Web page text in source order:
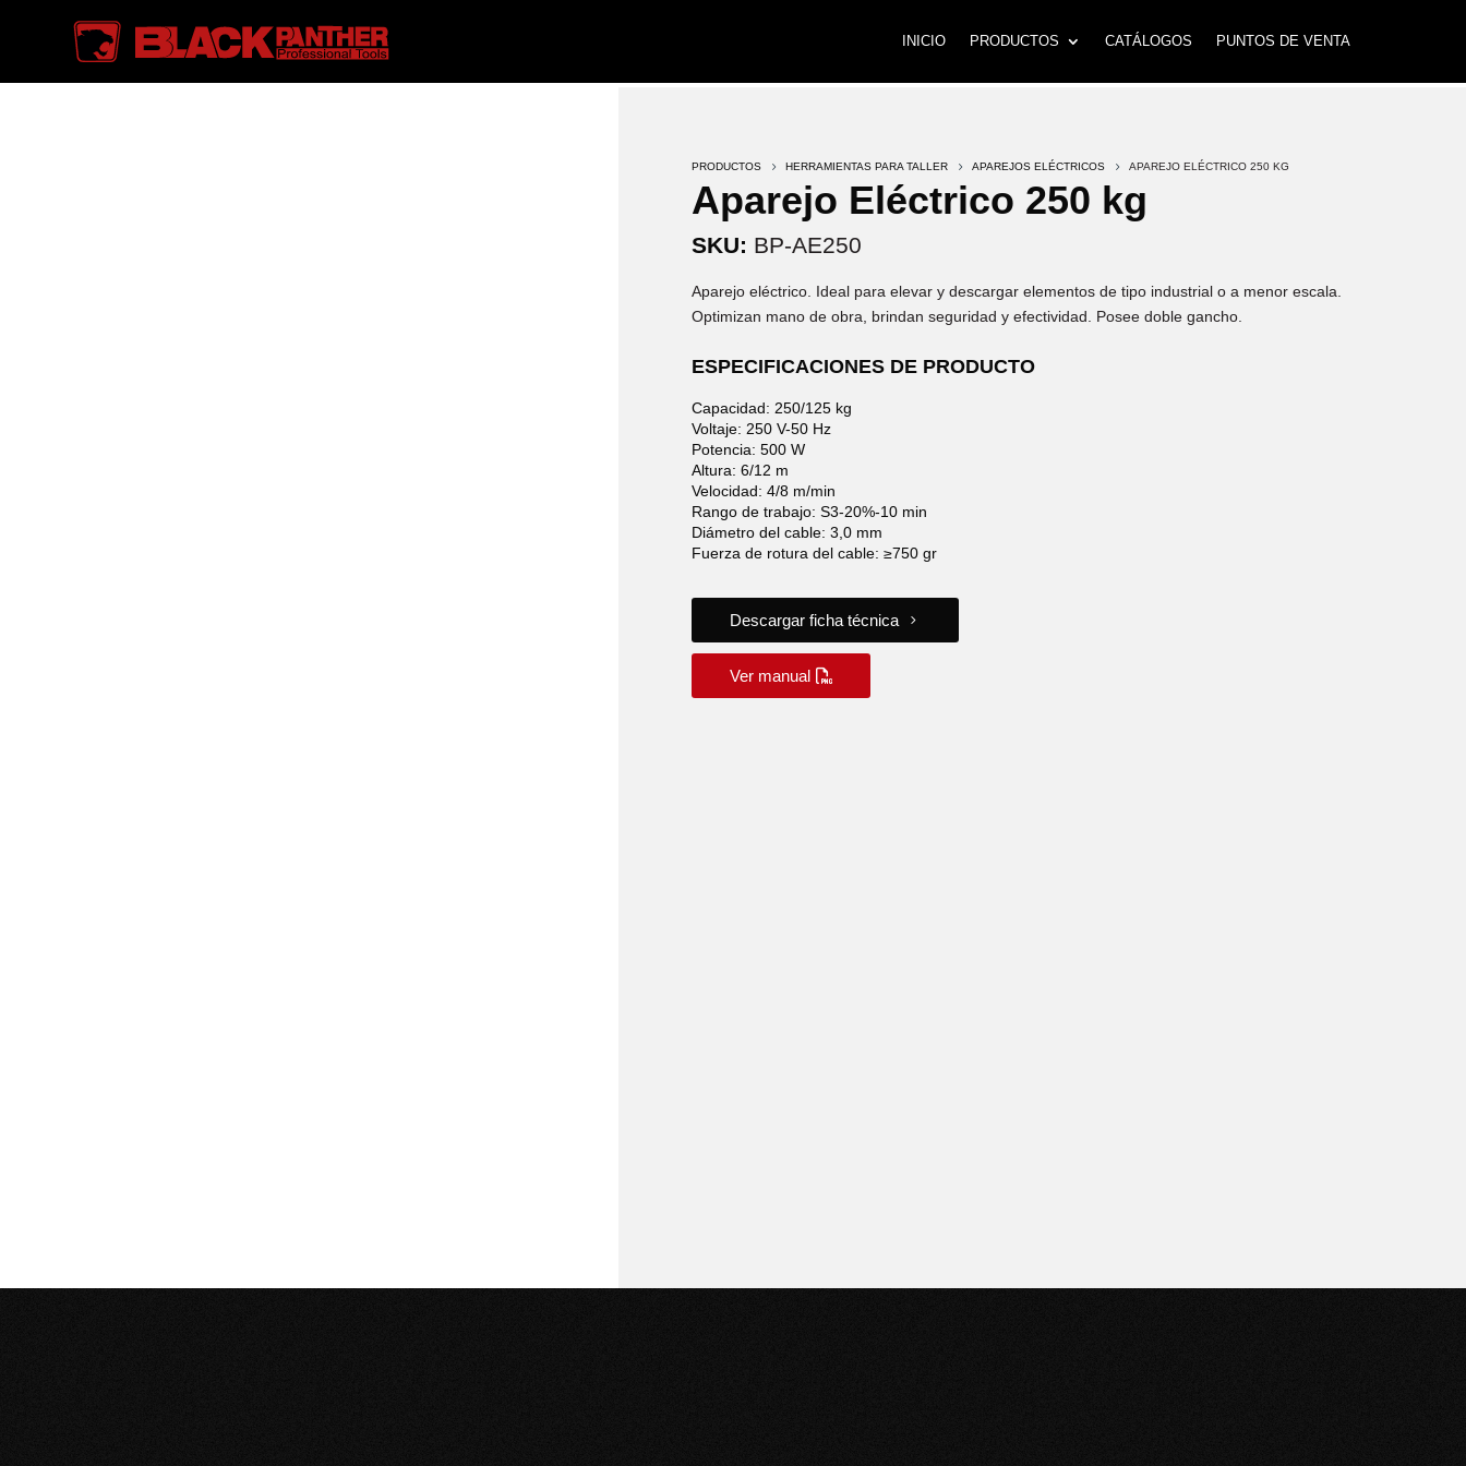
INICIO PRODUCTOS CATÁLOGOS PUNTOS DE VENTA
PRODUCTOS 5 HERRAMIENTAS PARA TALLER 5 APAREJOS ELÉCTRICOS 5 APAREJO ELÉCTRICO 250 KG
Aparejo Eléctrico 250 kg
SKU: BP-AE250
Aparejo eléctrico. Ideal para elevar y descargar elementos de tipo industrial o a menor escala.
Optimizan mano de obra, brindan seguridad y efectividad. Posee doble gancho.
ESPECIFICACIONES DE PRODUCTO
Capacidad: 250/125 kg
Voltaje: 250 V-50 Hz
Potencia: 500 W
Altura: 6/12 m
Velocidad: 4/8 m/min
Rango de trabajo: S3-20%-10 min
Diámetro del cable: 3,0 mm
Fuerza de rotura del cable: ≥750 gr
Descargar ficha técnica
Ver manual